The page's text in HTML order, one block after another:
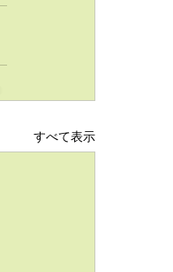
すべて表示